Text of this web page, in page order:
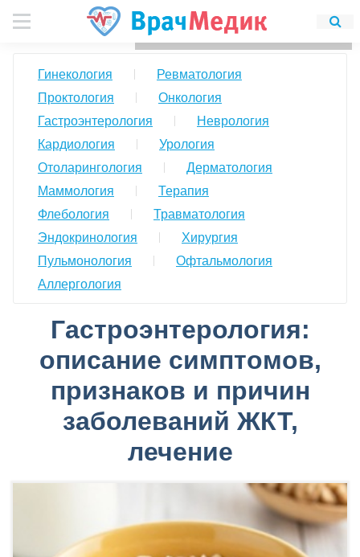
Гинекология
Ревматология
Проктология
Онкология
Гастроэнтерология
Неврология
Кардиология
Урология
Отоларингология
Дерматология
Маммология
Терапия
Флебология
Травматология
Эндокринология
Хирургия
Пульмонология
Офтальмология
Аллергология
Гастроэнтерология:
описание симптомов,
признаков и причин
заболеваний ЖКТ,
лечение
Для любых предложений по
сайту: detirkutsk@cp9.ru